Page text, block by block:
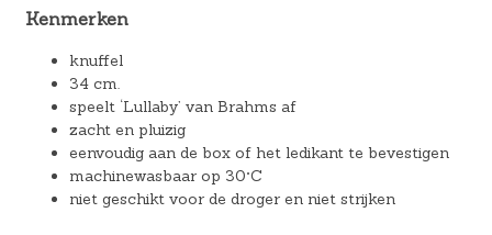
Kenmerken
knuffel
34 cm.
speelt ‘Lullaby’ van Brahms af
zacht en pluizig
eenvoudig aan de box of het ledikant te bevestigen
machinewasbaar op 30°C
niet geschikt voor de droger en niet strijken